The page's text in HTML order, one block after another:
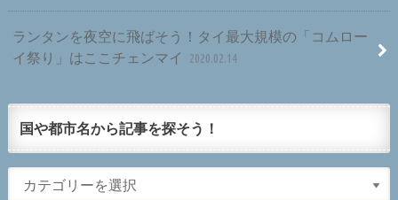
ランタンを夜空に飛ばそう！タイ最大規模の「コムロー
イ祭り」はここチェンマイ
2020.02.14
国や都市名から記事を探そう！